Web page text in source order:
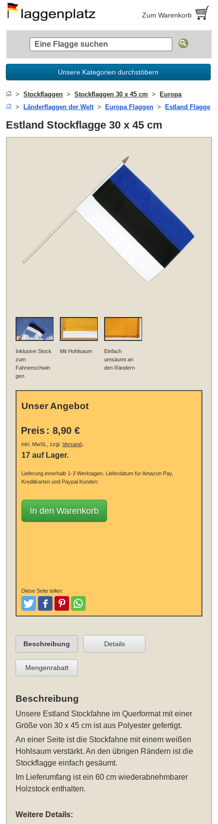
Zum Warenkorb
Unsere Kategorien durchstöbern
Stockflaggen Stockflaggen 30 x 45 cm
Europa
Länderflaggen der Welt
Europa Flaggen Estland Flagge
Estland Stockflagge 30 x 45 cm
Inklusive Stock
zum
Fahnenschwin
gen
Mit Hohlsaum
Einfach
umsäumt an
den Rändern
Unser Angebot
Preis : 8,90 €
inkl. MwSt., zzgl. Versand.
17 auf Lager.
Lieferung innerhalb 1-3 Werktagen. Lieferdatum für Amazon Pay,
Kreditkarten und Paypal Kunden:
In den Warenkorb
Diese Seite teilen:
TweetenPostenPinterestTeilen
Beschreibung Details
Mengenrabatt
Beschreibung
Unsere Estland Stockfahne im Querformat mit einer
Größe von 30 x 45 cm ist aus Polyester gefertigt.
An einer Seite ist die Stockfahne mit einem weißen
Hohlsaum verstärkt. An den übrigen Rändern ist die
Stockflagge einfach gesäumt.
Im Lieferumfang ist ein 60 cm wiederabnehmbarer
Holzstock enthalten.
Weitere Details: